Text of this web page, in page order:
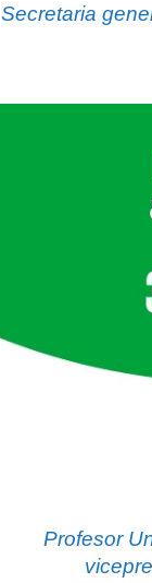
Secretaria
Profesor